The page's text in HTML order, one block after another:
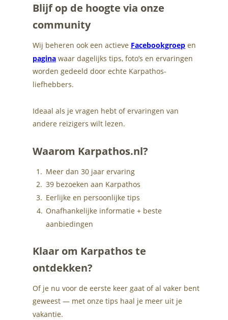
Blijf op de hoogte via onze
community
Wij beheren ook een actieve Facebookgroep en
pagina waar dagelijks tips, foto’s en ervaringen
worden gedeeld door echte Karpathos-
liefhebbers.
Ideaal als je vragen hebt of ervaringen van
andere reizigers wilt lezen.
Waarom Karpathos.nl?
1. Meer dan 30 jaar ervaring
2. 39 bezoeken aan Karpathos
3. Eerlijke en persoonlijke tips
4. Onafhankelijke informatie + beste
aanbiedingen
Klaar om Karpathos te
ontdekken?
Of je nu voor de eerste keer gaat of al vaker bent
geweest — met onze tips haal je meer uit je
vakantie.